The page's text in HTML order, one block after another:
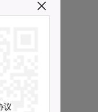
议